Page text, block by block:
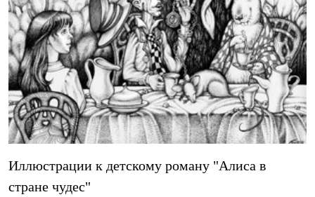
Иллюстрации к детскому роману "Алиса в
стране чудес"